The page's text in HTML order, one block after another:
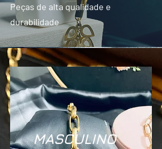
MASCULINO
Peças de alta qualidade e
durabilidade